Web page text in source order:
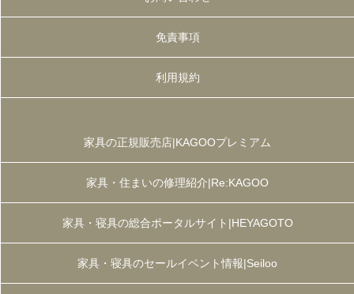
免責事項
利用規約
家具の正規販売店|KAGOOプレミアム
家具・住まいの修理紹介|Re:KAGOO
家具・寝具の総合ポータルサイト|HEYAGOTO
家具・寝具のセールイベント情報|Seiloo